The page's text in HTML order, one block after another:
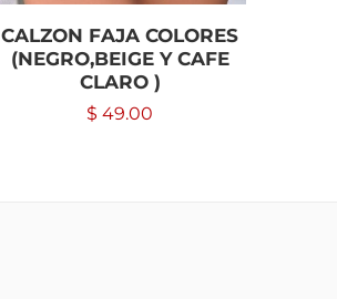
CALZON FAJA COLORES
(NEGRO,BEIGE Y CAFE
CLARO )
$ 49.00